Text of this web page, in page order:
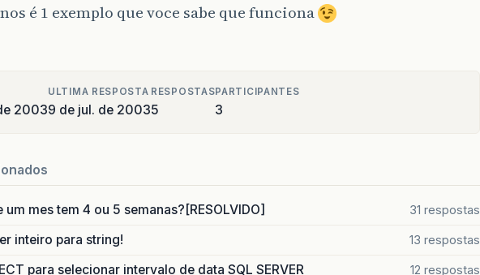
é 1 exemplo que voce sabe que funciona
2003
ULTIMA RESPOSTA
9 de jul. de 2003
RESPOSTAS
5
PARTICIPANTES
3
um mes tem 4 ou 5 semanas?[RESOLVIDO] 31 respostas
inteiro para string! 13 respostas
para selecionar intervalo de data SQL SERVER 12 respostas